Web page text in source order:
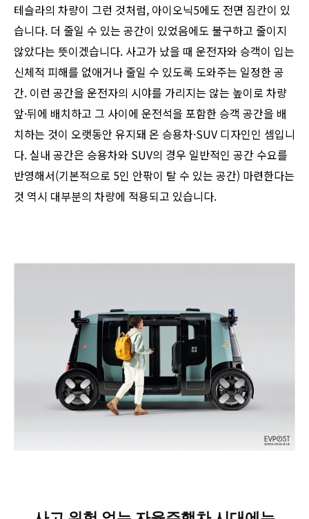
테슬라의 차량이 그런 것처럼, 아이오닉5에도 전면 짐칸이 있
습니다. 더 줄일 수 있는 공간이 있었음에도 불구하고 줄이지
않았다는 뜻이겠습니다. 사고가 났을 때 운전자와 승객이 입는
신체적 피해를 없애거나 줄일 수 있도록 도와주는 일정한 공
간. 이런 공간을 운전자의 시야를 가리지는 않는 높이로 차량
앞·뒤에 배치하고 그 사이에 운전석을 포함한 승객 공간을 배
치하는 것이 오랫동안 유지돼 온 승용차·SUV 디자인인 셈입니
다. 실내 공간은 승용차와 SUV의 경우 일반적인 공간 수요를
반영해서(기본적으로 5인 안팎이 탈 수 있는 공간) 마련한다는
것 역시 대부분의 차량에 적용되고 있습니다.